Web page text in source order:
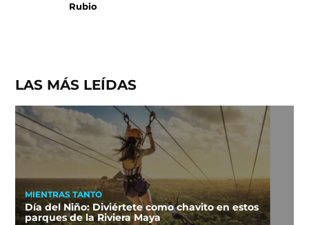
Rubio
LAS MÁS LEÍDAS
MIENTRAS TANTO
Día del Niño: Diviértete como chavito en estos
parques de la Riviera Maya